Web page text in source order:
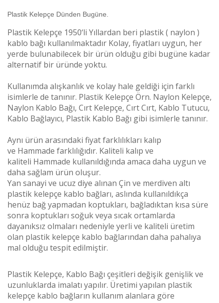
Plastik Kelepçe Dünden Bugüne.
Plastik Kelepçe 1950‘li Yıllardan beri plastik ( naylon )
kablo bağı kullanılmaktadır Kolay, fiyatları uygun, her
yerde bulunabilecek bir ürün olduğu gibi bugüne kadar
alternatif bir üründe yoktu.
Kullanımda alışkanlık ve kolay hale geldiği için farklı
isimlerle de tanınır. Plastik Kelepçe Örn. Naylon Kelepçe,
Naylon Kablo Bağı, Cırt Kelepçe, Cırt Cırt, Kablo Tutucu,
Kablo Bağlayıcı, Plastik Kablo Bağı gibi isimlerle tanınır.
Aynı ürün arasındaki fiyat farklılıkları kalıp
ve Hammade farklılığıdır. Kaliteli kalıp ve
kaliteli Hammade kullanıldığında amaca daha uygun ve
daha sağlam ürün oluşur.
Yan sanayi ve ucuz diye alınan Çin ve merdiven altı
plastik kelepçe kablo bağları, aslında kullanıldıkça
henüz bağ yapmadan koptukları, bağladıktan kısa süre
sonra koptukları soğuk veya sıcak ortamlarda
dayanıksız olmaları nedeniyle yerli ve kaliteli üretim
olan plastik kelepçe kablo bağlarından daha pahalıya
mal olduğu tespit edilmiştir.
Plastik Kelepçe, Kablo Bağı çeşitleri değişik genişlik ve
uzunluklarda imalatı yapılır. Üretimi yapılan plastik
kelepçe kablo bağların kullanım alanlara göre